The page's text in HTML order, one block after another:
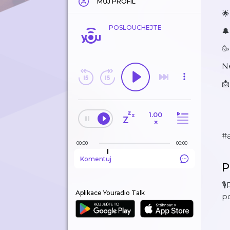
POSLOUCHEJTE
1.00
×
00:00 00:00
Komentuj
Aplikace Youradio Talk
🌟